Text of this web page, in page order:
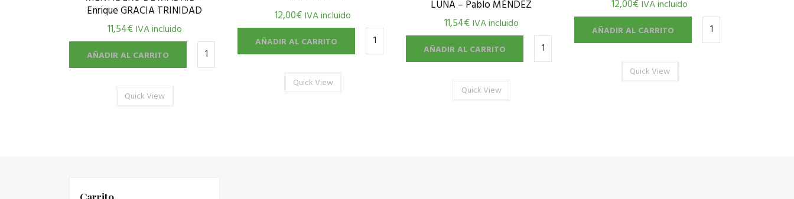
Enrique GRACIA TRINIDAD
11,54€ IVA incluido
AÑADIR AL CARRITO
Quick View
12,00€IVA incluido
AÑADIR AL CARRITO
Quick View
LUNA – Pablo MÉNDEZ
11,54€ IVA incluido
AÑADIR AL CARRITO
Quick View
12,00€IVA incluido
AÑADIR AL CARRITO
Quick View
Carrito